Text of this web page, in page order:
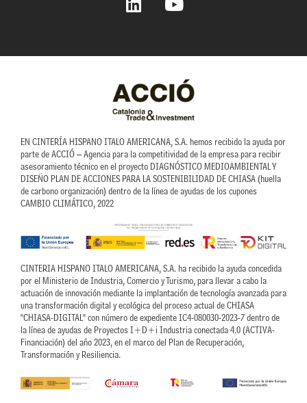
i
d
i
n
o
b
e
EN CINTERÍA HISPANO ITALO AMERICANA, S.A. hemos recibido la ayuda por
parte de ACCIÓ – Agencia para la competitividad de la empresa para recibir
asesoramiento técnico en el proyecto DIAGNÓSTICO MEDIOAMBIENTAL Y
DISEÑO PLAN DE ACCIONES PARA LA SOSTENIBILIDAD DE CHIASA (huella
de carbono organización) dentro de la línea de ayudas de los cupones
CAMBIO CLIMÁTICO, 2022
CINTERIA HISPANO ITALO AMERICANA, S.A. ha recibido la ayuda concedida
por el Ministerio de Industria, Comercio y Turismo, para llevar a cabo la
actuación de innovación mediante la implantación de tecnología avanzada para
una transformación digital y ecológica del proceso actual de CHIASA
"CHIASA-DIGITAL" con número de expediente IC4-080030-2023-7 dentro de
la línea de ayudas de Proyectos I+D+i Industria conectada 4.0 (ACTIVA-
Financiación) del año 2023, en el marco del Plan de Recuperación,
Transformación y Resiliencia.